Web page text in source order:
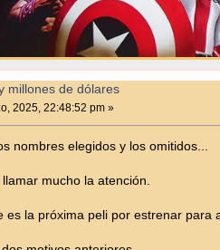
millones de dólares
2025, 22:48:52 pm »
nombres elegidos y los omitidos...
mucho la atención.
es la próxima peli por estrenar para